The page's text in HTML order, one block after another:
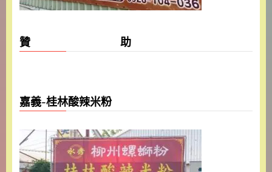
贊 助
嘉義-桂林酸辣米粉